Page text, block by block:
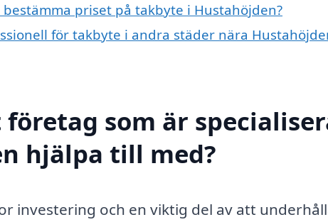
priset på takbyte i Hustahöjden?
för takbyte i andra städer nära
som är
hjälpa till med?
investering och en viktig del av att